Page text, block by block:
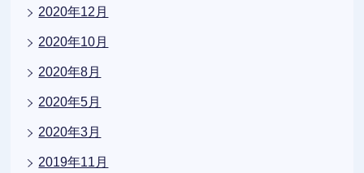
2020年12月
2020年10月
2020年8月
2020年5月
2020年3月
2019年11月